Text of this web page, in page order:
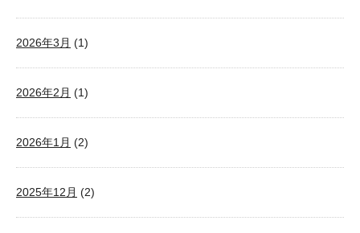
2026年3月 (1)
2026年2月 (1)
2026年1月 (2)
2025年12月 (2)